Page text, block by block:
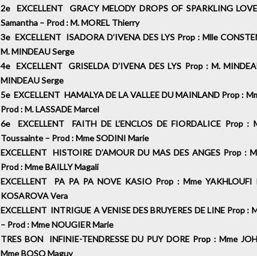
2e EXCELLENT GRACY MELODY DROPS OF SPARKLING
Samantha – Prod : M. MOREL Thierry
3e EXCELLENT ISADORA D’IVENA DES LYS Prop : Mlle
M. MINDEAU Serge
4e EXCELLENT GRISELDA D’IVENA DES LYS Prop : M.
MINDEAU Serge
5e EXCELLENT HAMALYA DE LA VALLEE DU MAINLAND Prop :
Prod : M. LASSADE Marcel
6e EXCELLENT FAITH DE L’ENCLOS DE FIORDALICE Prop :
Toussainte – Prod : Mme SODINI Marie
EXCELLENT HISTOIRE D’AMOUR DU MAS DES ANGES Prop :
Prod : Mme BAILLY Magali
EXCELLENT PA PA PA NOVE KASIO Prop : Mme
KOSAROVA Vera
EXCELLENT INTRIGUE A VENISE DES BRUYERES DE LINE Prop :
– Prod : Mme NOUGIER Marie
TRES BON INFINIE-TENDRESSE DU PUY DORE Prop : Mme
Mme BOSQ Maguy